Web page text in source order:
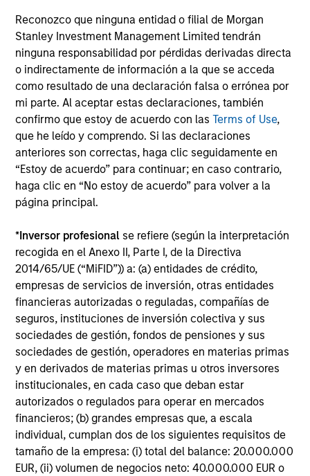
Reconozco que ninguna entidad o filial de Morgan
Stanley Investment Management Limited tendrán
ninguna responsabilidad por pérdidas derivadas directa
o indirectamente de información a la que se acceda
como resultado de una declaración falsa o errónea por
mi parte. Al aceptar estas declaraciones, también
confirmo que estoy de acuerdo con lasTerms of Use,
que he leído y comprendo. Si las declaraciones
anteriores son correctas, haga clic seguidamente en
“Estoy de acuerdo” para continuar; en caso contrario,
haga clic en “No estoy de acuerdo” para volver a la
página principal.
*Inversor profesional se refiere (según la interpretación
recogida en el Anexo II, Parte I, de la Directiva
2014/65/UE (“MiFID”)) a: (a) entidades de crédito,
empresas de servicios de inversión, otras entidades
financieras autorizadas o reguladas, compañías de
seguros, instituciones de inversión colectiva y sus
sociedades de gestión, fondos de pensiones y sus
sociedades de gestión, operadores en materias primas
y en derivados de materias primas u otros inversores
institucionales, en cada caso que deban estar
autorizados o regulados para operar en mercados
financieros; (b) grandes empresas que, a escala
individual, cumplan dos de los siguientes requisitos de
tamaño de la empresa: (i) total del balance: 20.000.000
EUR, (ii) volumen de negocios neto: 40.000.000 EUR o
y costes incurridos en la emisión y reembolso de
participaciones. La fuente de todas las cifras de
rentabilidad y los datos del índice es Morgan
Stanley Investment Management.Por favorhaga
clic aquí para obtener información adicional sobre
rentabilidad e información importante que debería
leer atentamente.
Losgastos corrientesreflejan los pagos y gastos
asumidos durante el funcionamiento del fondo y se
deducen de los activos del fondo durante el período.
Incluye las comisiones pagadas por gestión de
los gastos administrativos.
Rentabilidades totales
anuales medias
Indicadores
A fecha de